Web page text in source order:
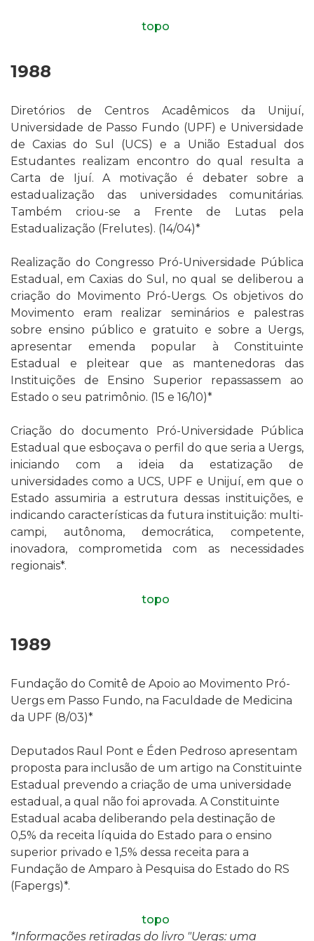
topo
1988
Diretórios de Centros Acadêmicos da Unijuí,
Universidade de Passo Fundo (UPF) e Universidade
de Caxias do Sul (UCS) e a União Estadual dos
Estudantes realizam encontro do qual resulta a
Carta de Ijuí. A motivação é debater sobre a
estadualização das universidades comunitárias.
Também criou-se a Frente de Lutas pela
Estadualização (Frelutes). (14/04)*
Realização do Congresso Pró-Universidade Pública
Estadual, em Caxias do Sul, no qual se deliberou a
criação do Movimento Pró-Uergs. Os objetivos do
Movimento eram realizar seminários e palestras
sobre ensino público e gratuito e sobre a Uergs,
apresentar emenda popular à Constituinte
Estadual e pleitear que as mantenedoras das
Instituições de Ensino Superior repassassem ao
Estado o seu patrimônio. (15 e 16/10)*
Criação do documento Pró-Universidade Pública
Estadual que esboçava o perfil do que seria a Uergs,
iniciando com a ideia da estatização de
universidades como a UCS, UPF e Unijuí, em que o
Estado assumiria a estrutura dessas instituições, e
indicando características da futura instituição: multi-
campi, autônoma, democrática, competente,
inovadora, comprometida com as necessidades
regionais*.
topo
1989
Fundação do Comitê de Apoio ao Movimento Pró-
Uergs em Passo Fundo, na Faculdade de Medicina
da UPF (8/03)*
Deputados Raul Pont e Éden Pedroso apresentam
proposta para inclusão de um artigo na Constituinte
Estadual prevendo a criação de uma universidade
estadual, a qual não foi aprovada. A Constituinte
Estadual acaba deliberando pela destinação de
0,5% da receita líquida do Estado para o ensino
superior privado e 1,5% dessa receita para a
Fundação de Amparo à Pesquisa do Estado do RS
(Fapergs)*.
topo
*Informações retiradas do livro "Uergs: uma